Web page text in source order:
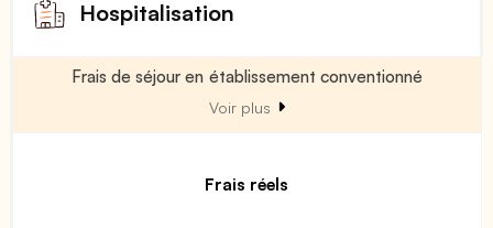
Hospitalisation
Frais de séjour en établissement conventionné
Voir plus
Frais réels